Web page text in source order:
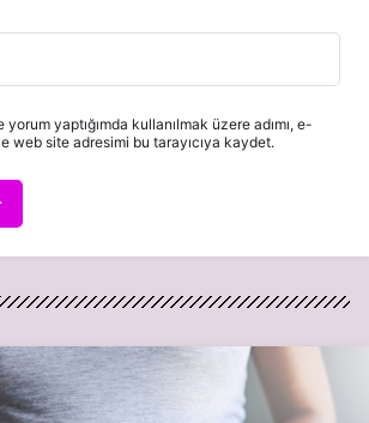
yaptığımda kullanılmak üzere adımı, e-
web site adresimi bu tarayıcıya kaydet.